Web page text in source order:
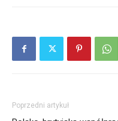
Poprzedni artykuł